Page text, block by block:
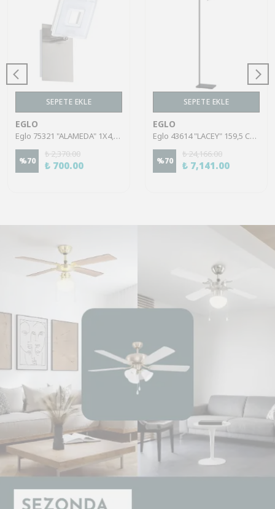
SEPETE EKLE
EGLO
Eglo 75321 "ALAMEDA" 1X4,5W Çelik Nikel Mat Sıva Üstü Spot
%70
₺ 2,370.00
₺ 700.00
SEPETE EKLE
EGLO
Eglo 43614 "LACEY" 159,5 Cm Yüksekliğinde Çelik, Ahşap Köşe Lambası Lambader
%70
₺ 24,166.00
₺ 7,141.00